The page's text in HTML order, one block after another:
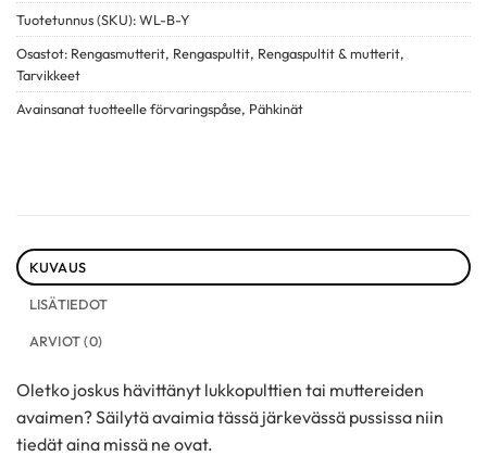
Tuotetunnus (SKU):WL-B-Y
Osastot: Rengasmutterit, Rengaspultit, Rengaspultit & mutterit,
Tarvikkeet
Avainsanat tuotteelleförvaringspåse, Pähkinät
KUVAUS
LISÄTIEDOT
ARVIOT (0)
Oletko joskus hävittänyt lukkopulttien tai muttereiden
avaimen? Säilytä avaimia tässä järkevässä pussissa niin
tiedät aina missä ne ovat.